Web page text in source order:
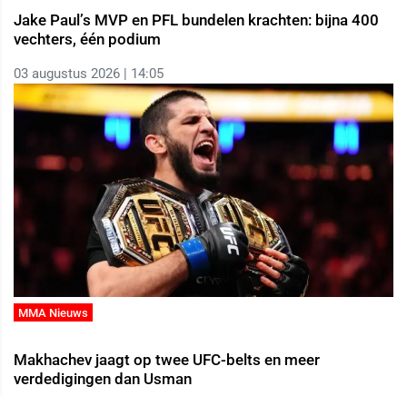
Jake Paul’s MVP en PFL bundelen krachten: bijna 400
vechters, één podium
03 augustus 2026 | 14:05
MMA Nieuws
Makhachev jaagt op twee UFC-belts en meer
verdedigingen dan Usman